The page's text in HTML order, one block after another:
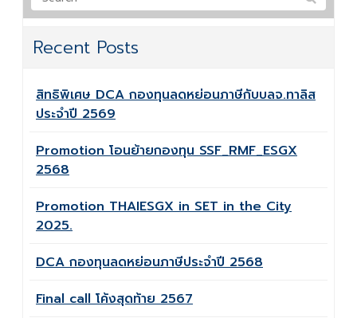
Recent Posts
สิทธิพิเศษ DCA กองทุนลดหย่อนภาษีกับบลจ.ทาลิส
ประจำปี 2569
Promotion โอนย้ายกองทุน SSF_RMF_ESGX
2568
Promotion THAIESGX in SET in the City
2025.
DCA กองทุนลดหย่อนภาษีประจำปี 2568
Final call โค้งสุดท้าย 2567